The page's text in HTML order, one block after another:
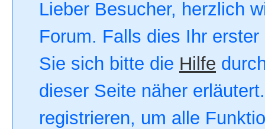
Lieber Besucher, herzlich
Forum. Falls dies Ihr
Sie sich bitte die Hilfe
dieser Seite näher
registrieren, um alle